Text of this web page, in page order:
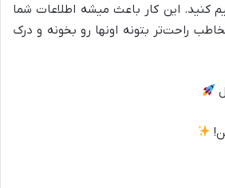
کنید. این کار باعث میشه اطلاعات شما
راحت‌تر بتونه اونها رو بخونه و درک